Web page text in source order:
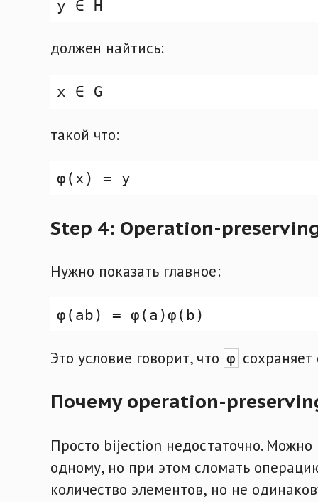
должен найтись:
такой что:
Step 4: Operation-
Нужно показать главное:
Это условие говорит, что φ
Почему operation-
Просто bijection недостаточно.
одному, но при этом сломать
количество элементов, но не